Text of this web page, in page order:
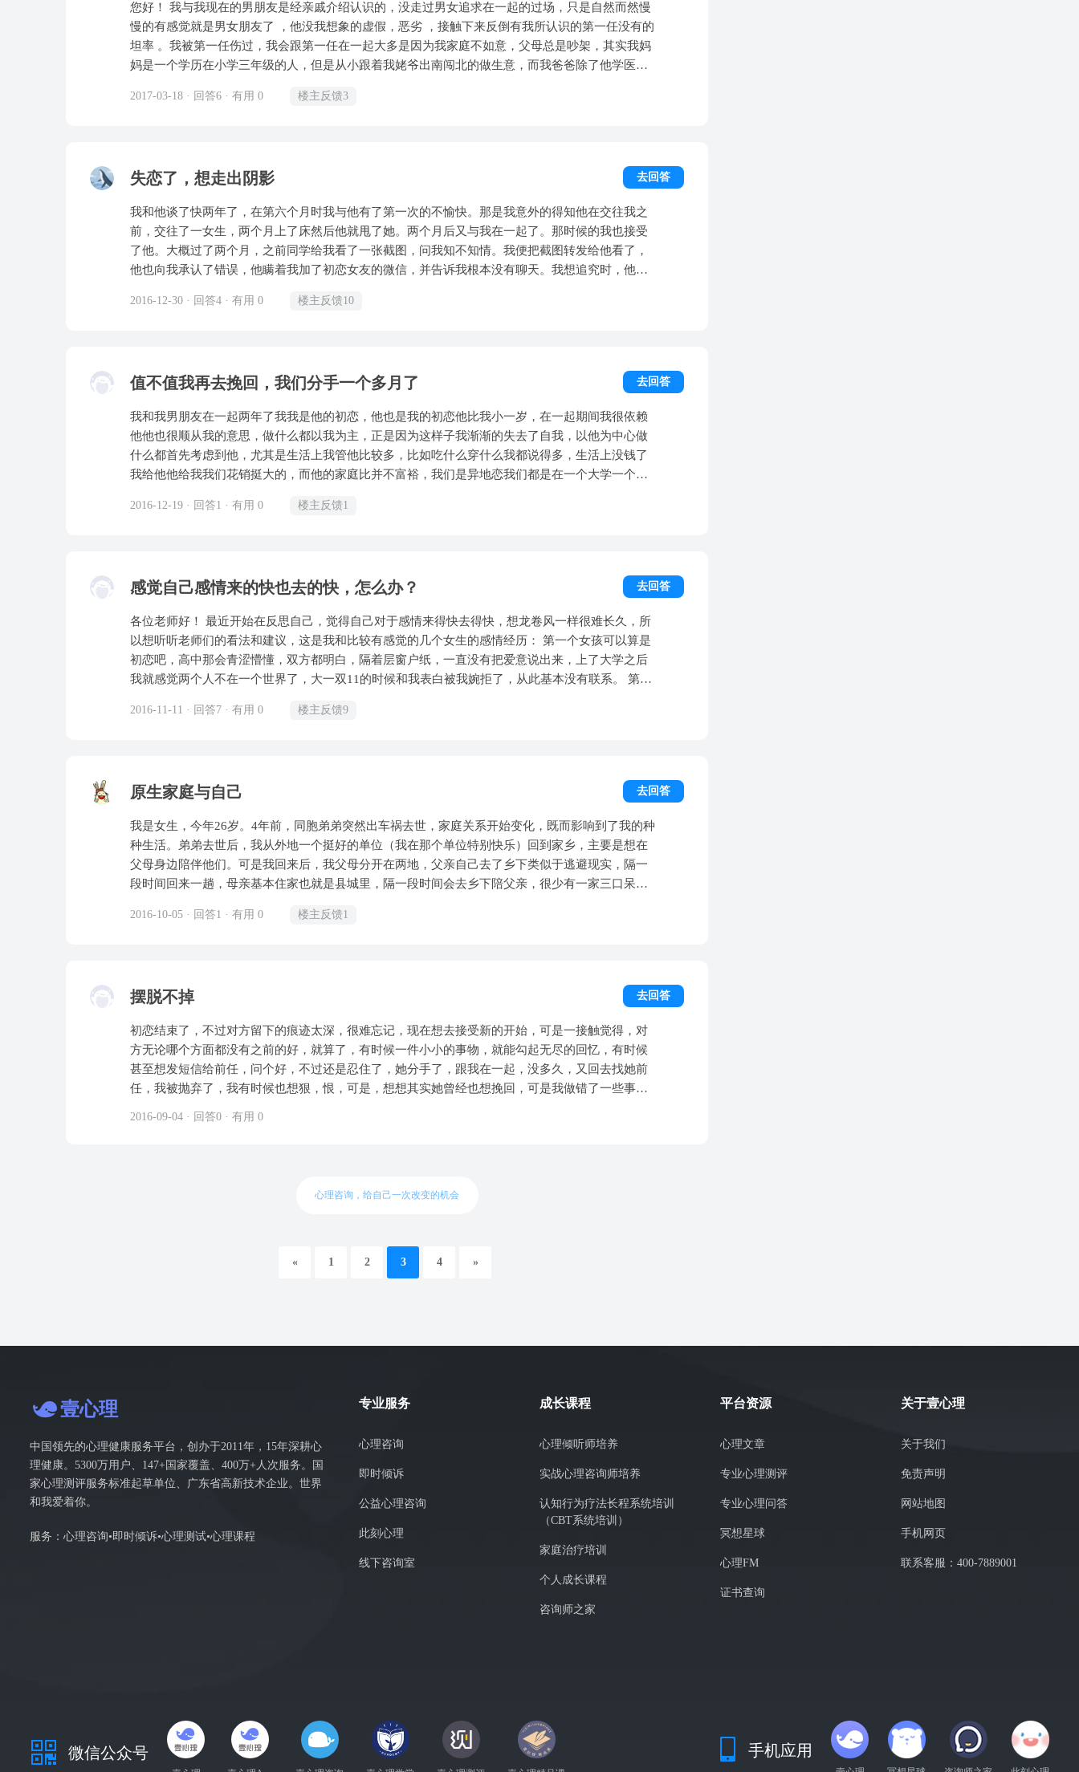
不会说劈腿，后来东窗事发被前女友发现劈腿她也不承认不否认就是不说话任人骂，然后她再拉黑
前任。 作为旁观者，非常不理解，为什么在感情里面能够付出那么多并且看起来很深爱对方的人，
就几天的功夫可以立马劈腿，连失恋的过程都很短，难受几天就好了。 相反，她的前女友们看起来
没她这么投入，但是分开的时候却都痛苦难耐，失恋很久才能走出来。 作为一个旁观者，都看不下
去了，想劝她也不知道问题在哪。不知道人性为什么可以如此，明明爱的死去活来的人说不要就不
您好！ 我与我现在的男朋友是经亲戚介绍认识的，没走过男女追求在一起的过场，只是自然而然慢
慢的有感觉就是男女朋友了 ，他没我想象的虚假，恶劣 ，接触下来反倒有我所认识的第一任没有的
坦率 。我被第一任伤过，我会跟第一任在一起大多是因为我家庭不如意，父母总是吵架，其实我妈
妈是一个学历在小学三年级的人，但是从小跟着我姥爷出南闯北的做生意，而我爸爸除了他学医那
而我是在奶奶的打骂下成长，她不会让我经常出去玩，所以这样的一个家庭，成长环境造就了我。
了，我现在不忍看我的过去，心里还是不愿意想起，那时还那么小，我曾经跟他说我们在一起他就
逃离让他带我走，我对他撒很多慌只为留住他，不然就落到孤单一人的下场，那时我在学校基本是
没有能谈心的朋友的。其实，我对男人的印象就是撒谎骗人，骗着小姑娘玩的，第一任和我在一起
因为我像他的初恋，他说的，我跟他在一起时脑子算是一团白色的纸，很浆糊因为不会思考，不知
道怎么思考问题，脑子转不动，从他说他很累了我什么事都要问他，分手后，我心里只是凉很冷静
，慢慢的知道了我自己该如何思考 。 可是现在，我的男朋友，谈了不止我自己，他把第一次给了
有愧，他虽不是事事告知于我，却也没骗过我，我把我和前任的事告诉他了 ，我说我没喜欢过那人
因为家庭我受不了了才在一起的，他问我那时才多大，傻不傻受不了就给人家!我在视频里看到的更
多是因为我他伤了 ，我跟她说我当初不知为何要瞒你，我心里不想让你知道我是那样，如果他知道
我们不会谈 。他说他前两个有跟他说实话所以他们没有做过那种事，我有时在想即便你心里有为一
个人真心过?!那个晚上我忘了我们怎么过来的了，只记得他说那件事他不说我也别提。
2017-03-18 · 回答6 · 有用 0 楼主反馈3
失恋了，想走出阴影 去回答
我和他谈了快两年了，在第六个月时我与他有了第一次的不愉快。那是我意外的得知他在交往我之
前，交往了一女生，两个月上了床然后他就甩了她。两个月后又与我在一起了。那时候的我也接受
了他。大概过了两个月，之前同学给我看了一张截图，问我知不知情。我便把截图转发给他看了，
他也向我承认了错误，他瞒着我加了初恋女友的微信，并告诉我根本没有聊天。我想追究时，他发
他。他的生日我是提前一天跟他过的，他生日那天与班级聚餐后，便邀请全班通宵唱歌，我说我也
得，最后承认了错误，跪下来求了他，终于挽回了。之后因为学校实习，不在一起的时间长了，吵
么？他说和室友两个人要去桌游，我问了一句，两个人也可以桌游么？他就开始发火了，然后我也
就没有理他。就直接关网睡觉了。第二天醒来，他已经和我说了分手，QQ，微信，他都删了，电话
转了语音信箱。我很伤心，我也很后悔为什么当初没有回他消息。可我知道这已经是事实了，没有
办法了。但是过去快半个月了，我还走不出失恋阴影，吃了饭会呕吐，情绪反反复复。帮帮我吧
2016-12-30 · 回答4 · 有用 0 楼主反馈10
值不值我再去挽回，我们分手一个多月了 去回答
我和我男朋友在一起两年了我我是他的初恋，他也是我的初恋他比我小一岁，在一起期间我很依赖
他他也很顺从我的意思，做什么都以我为主，正是因为这样子我渐渐的失去了自我，以他为中心做
什么都首先考虑到他，尤其是生活上我管他比较多，比如吃什么穿什么我都说得多，生活上没钱了
我给他他给我我们花销挺大的，而他的家庭比并不富裕，我们是异地恋我们都是在一个大学一个班
我就会听可是他并没有说，一切都在默默忍受我对他发火对他生气时的口不择言，我无心听着有
看他流泪看他皱眉我都很心疼舍不得离开，终于这样的日子熬到头了，我和他都毕业了，来了大学
学习，我当然是不同意的，生气之下说了很多过分的话也就不了了之没有分手，来了大学明显的感
觉到他有点变化，可悲的是我没有意识到他要离开我，我以为谈恋爱了就一辈子，竞选班干的时候
我让他去竞选他去了并做上了班长，然而这就是噩梦的开始，我跟他还是以平常一样去相处一起逛
街一起去玩但是他说他忙他没时间可是我明知道事实不是这样的，每次我都等他把工作做完了才一
起出去，可是他却打电话跟我说别没事老是出去花钱很大，以前他从来不这样说无论我怎样，正因
很好很好，见到我就一脸严肃不开心生气的样子，我在班里对他来说就是异类，都说谈恋爱的人智
商都很低而我就是其中一个，他对我越冷淡我就越想找他谈，越找他越讨厌我也开始躲避我，出于
无奈我只有去叫我们在一起的时候的班主任去帮我问他看有没有转机但是这是可怕的开始，不知道
他和老师之间说了什么老师说让我有点尊严的离开，让我答应他的分手，然而他的态度也是一百八
十度大转弯，说分手就分手一点缓和的语气都没有，除了分没有别的办法，在这种时候我只能答应
分了手，分手了我好后悔感觉自己掉进了一个设好的圈套或许这本来就是事实，我真的崩溃了，心
上躺着什么也不想干有时候连走路都感觉没有了力气，闻到东西都想吐，为了和他在一起我干了好
我我好的了，想到这些心都碎了，那些日子只有鬼才知道我是怎么过来的，如果没有心理医生的陪
他从来都没有站在我的角度想过我，我是那么的爱他可是我在他心里或许一点地位都没有，每次去
超市我都买很多很多吃的给他哪怕我自己都没有吃过的舍不得吃的，却换来他最后说他并不喜欢，
或者真的是我自己的认为是为他好吧，在一起我忽视了他的内心，生活做得再好都无济于事，这就
是爱情，我知不知道这样的感情值不值得我在付出，值不值得我再去挽回，他也当着我的面跟我说
滚，我牵他手的时候当着很多人的面把我手甩开，我用力拉住他手不放他却把我手都弄破皮了他也
2016-12-19 · 回答1 · 有用 0 楼主反馈1
感觉自己感情来的快也去的快，怎么办？ 去回答
各位老师好！ 最近开始在反思自己，觉得自己对于感情来得快去得快，想龙卷风一样很难长久，所
以想听听老师们的看法和建议，这是我和比较有感觉的几个女生的感情经历： 第一个女孩可以算是
初恋吧，高中那会青涩懵懂，双方都明白，隔着层窗户纸，一直没有把爱意说出来，上了大学之后
我就感觉两个人不在一个世界了，大一双11的时候和我表白被我婉拒了，从此基本没有联系。 第二
友，她考虑了未来，也想来找我，但是我感觉我的喜欢来的快去的快，我可能也就热乎了一周，主
感吧，她说喜欢我的时候我也确实有些喜欢她，也说了出来，但是当我说出我喜欢她之后就立刻感
喜欢，聊了两周见面，然后第二次见面成了女朋友，成了女朋友之后我也是莫名的有些没感觉了，
不是那种厌烦不喜欢，就是想不起来她了，然后因为考试啊暑假啊两个月没理她，两个月之后我开
始慢慢意识到她不错，对她升温，也慢慢开始爱上了她，为她考虑了未来考虑了许多，但后来开学
后她说她认识我的时候才和前任分手一个月，走不出前任的阴影，再加上我的冷淡，主动和我分手
了，这段让我受伤很大，也有了反思。 第五个女孩是目前认识的，论坛相识，也是异地，在交往，
的感情来得快去得快，通过精神分析咨询过，但是也确实难以得出答案。 我无论童年还是现在原生
家庭父母感情好，家庭和睦，前些天父母看电影还一起牵着手走路。前些年父亲在家比较强势不苟
言笑，这三四年父亲人到中年45岁以后在家变得越来越温柔甚至有些“软弱”起来了，现在父亲看似
软弱但家庭的决定大权都在他手里，母亲看似强势但实际上决定还是听父亲的，家庭十分温馨。 我
知道我个人内心可能缺乏安全感甚至自卑，但是外在让人感觉很自信，对女生也是，眼光很高，近
水楼台的都看不上，从不追女生，觉得应该让女生主动被我的生活或者取得的成绩所吸引，任何追
（185），家庭（北京人），学校（即将北大读研），成绩都蛮不错（可能说的有些自负，但也是力
2016-11-11 · 回答7 · 有用 0 楼主反馈9
原生家庭与自己 去回答
我是女生，今年26岁。4年前，同胞弟弟突然出车祸去世，家庭关系开始变化，既而影响到了我的种
种生活。弟弟去世后，我从外地一个挺好的单位（我在那个单位特别快乐）回到家乡，主要是想在
父母身边陪伴他们。可是我回来后，我父母分开在两地，父亲自己去了乡下类似于逃避现实，隔一
段时间回来一趟，母亲基本住家也就是县城里，隔一段时间会去乡下陪父亲，很少有一家三口呆在
时也对自己没有起到该有的作用而愧疚。回来后的这几年，我自己工作一直很不理想，开始三年我
点像啃老族，自己压力特别特别大，开学的那段时间整宿睡不好。 弟弟去世后，父母自己做过手术
宗接代，失败后，把我当儿子，期望我肩负儿子的责任。我是女生，有些女生不能做的事，他们想
要一个入赘女婿，让他做。我谈了一个男朋友，到现在认识了8年，4年感情基础，我的初恋，彼此
特别相爱。双方家隔了3小时左右火车车程，由于我家里变故，他从家里换了工作，换到了我所在的
城市，但是是销售，一个月有25天在外面跑见不到面。他不想被人认为是入赘，但隐秘的家谱上能
接受是写入赘，我家里所有需要他出面做的事也表示愿意做，接受了我父母的要求孩子一个跟我
是人，感觉得不到彼此和彼此父母的理解 我的问题是：1，我能不能外出工作？怎样能说服自己放
得独立，现在自己经济太窘迫了。我想要外出工作还有一个原因是希望我和男朋友能稳定下来，他
一直在出差，婚后也这样，婚后如果不出差，他就要住我这边和我父母一起住，我很害怕。大点的
所以但凡碰到关于我们自己的事情，双方的想法会有冲突，小到孩子如何称呼双方父母（我父母期
们感情破裂。3，我在遇到问题的时候怎样调整心态能轻松的面对处理解决。弟弟的离世给我也带来
能是由于出事时我没有及时宣泄出自己的情绪，一直在处理医院法律等等方面事情，把自己装得很
强大，所以现在只要出现问题我当下不能解决的，我就会特别特别心慌，精神紧张，失眠，低落，
焦躁。认为一定要把事情解决了才能安心。实际上一般都是越急越乱，越焦躁越没用。如果碰到很
久还解决不了的问题（比如我最近在招聘老师，我知道招聘不是一下就能搞定的，我也并不是没有
这个老师就运行不下去，但这件事一直没搞定我的状态就会一直不太好，心慌得厉害）我就开始灰
心，沮丧，绝望，这两年开始冒出“不如消失”的想法。我都在努力自己调节，自己正能量，可是在
坏状态的时候的状况越来越糟糕，明显的生理反应就是心慌得很厉害，很害怕自己会抑郁。希望得
到老师的建议，如果老师能够给我略略指点看了觉得合适我，（不太喜欢泛泛的大道理心灵鸡汤，
伽，但已经hold 不住自己了，年龄越大需要面对的事情越多，我明确自己确实需要心理干预了。
2016-10-05 · 回答1 · 有用 0 楼主反馈1
摆脱不掉 去回答
初恋结束了，不过对方留下的痕迹太深，很难忘记，现在想去接受新的开始，可是一接触觉得，对
方无论哪个方面都没有之前的好，就算了，有时候一件小小的事物，就能勾起无尽的回忆，有时候
甚至想发短信给前任，问个好，不过还是忍住了，她分手了，跟我在一起，没多久，又回去找她前
任，我被抛弃了，我有时候也想狠，恨，可是，想想其实她曾经也想挽回，可是我做错了一些事，
2016-09-04 · 回答0 · 有用 0
心理咨询，给自己一次改变的机会
« 1 2 3 4 »
壹心理
中国领先的心理健康服务平台，创办于2011年，15年深耕心
理健康。5300万用户、147+国家覆盖、400万+人次服务。国
家心理测评服务标准起草单位、广东省高新技术企业。世界
和我爱着你。
服务：心理咨询•即时倾诉•心理测试•心理课程
专业服务
心理咨询
即时倾诉
公益心理咨询
此刻心理
线下咨询室
成长课程
心理倾听师培养
实战心理咨询师培养
认知行为疗法长程系统培训
（CBT系统培训）
家庭治疗培训
个人成长课程
咨询师之家
平台资源
心理文章
专业心理测评
专业心理问答
冥想星球
心理FM
证书查询
关于壹心理
关于我们
免责声明
网站地图
手机网页
联系客服：400-7889001
微信公众号 手机应用